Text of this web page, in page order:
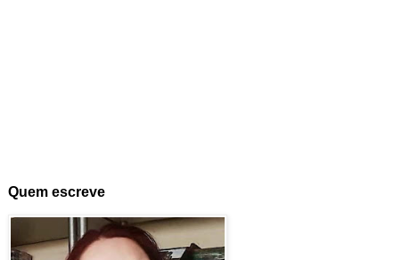
Quem escreve